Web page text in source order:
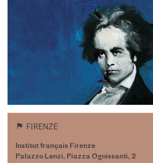
STUDIARE IN FRANCIA
Campus France
CERTIFICAZIONI
DELF/DALF
DELF scolaire
Delf Tout Public
ACPF - COOPERAZIONE
EDUCATIVA
ARCHIVIO
EVENTI/PODCAST
FIRENZE
Institut français Firenze
Palazzo Lenzi, Piazza Ognissanti, 2